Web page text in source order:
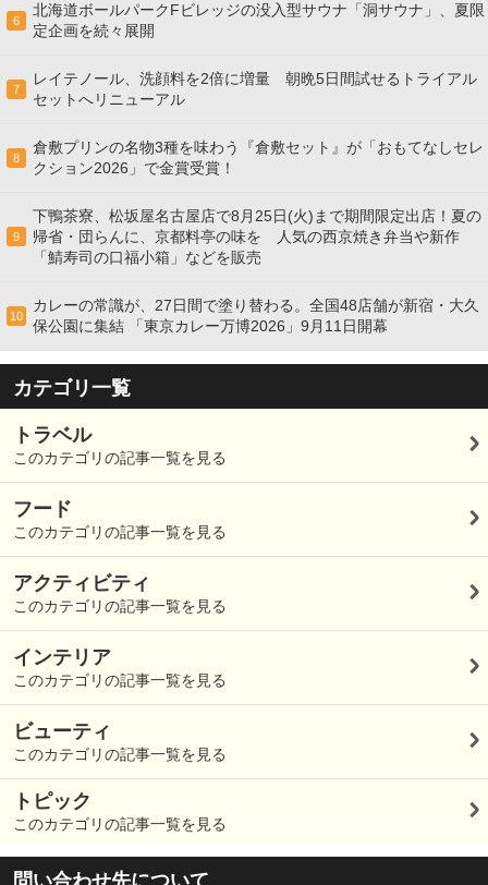
6
北海道ボールパークFビレッジの没入型サウナ「洞サウナ」、夏限
定企画を続々展開
7
レイテノール、洗顔料を2倍に増量 朝晩5日間試せるトライアル
セットへリニューアル
8
倉敷プリンの名物3種を味わう『倉敷セット』が「おもてなしセレ
クション2026」で金賞受賞！
9
下鴨茶寮、松坂屋名古屋店で8月25日(火)まで期間限定出店！夏の
帰省・団らんに、京都料亭の味を 人気の西京焼き弁当や新作
「鯖寿司の口福小箱」などを販売
10
カレーの常識が、27日間で塗り替わる。全国48店舗が新宿・大久
保公園に集結 「東京カレー万博2026」9月11日開幕
カテゴリ一覧
トラベル
このカテゴリの記事一覧を見る
フード
このカテゴリの記事一覧を見る
アクティビティ
このカテゴリの記事一覧を見る
インテリア
このカテゴリの記事一覧を見る
ビューティ
このカテゴリの記事一覧を見る
トピック
このカテゴリの記事一覧を見る